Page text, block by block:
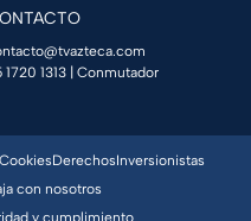
1720 1313 | Conmutador
DerechosInversionistas
con nosotros
y cumplimiento